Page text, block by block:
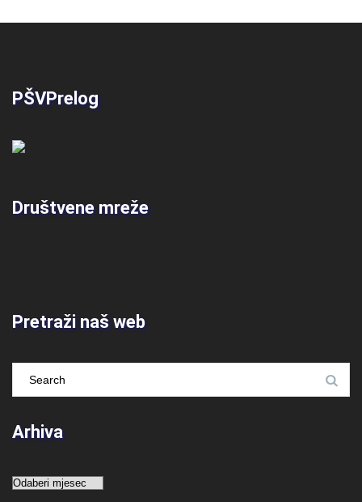
PŠVPrelog
Društvene mreže
Pretraži naš web
Arhiva
Arhiva